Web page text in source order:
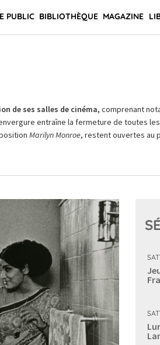
PUBLIC BIBLIOTHÈQUE MAGAZINE
de ses salles de cinéma, comprenant
entraîne la fermeture de toutes
Marilyn Monroe, restent ouvertes au